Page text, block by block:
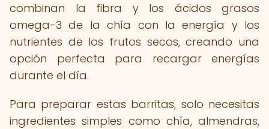
combinan la fibra y los ácidos grasos
omega-3 de la chía con la energía y los
nutrientes de los frutos secos, creando una
opción perfecta para recargar energías
durante el día.
Para preparar estas barritas, solo necesitas
ingredientes simples como chía, almendras,